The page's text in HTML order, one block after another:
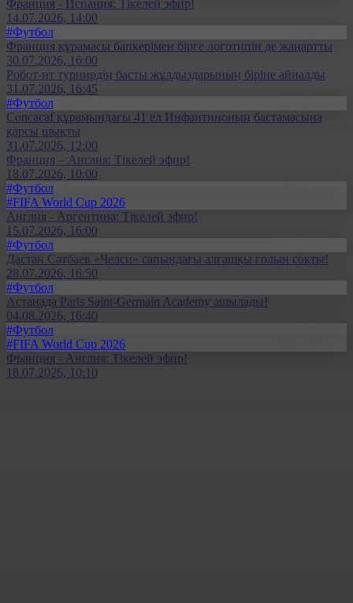
Франция - Испания: Тікелей эфир!
14.07.2026, 14:00
#Футбол
Франция құрамасы бапкерімен бірге логотипін де жаңартты
30.07.2026, 16:00
Робот-ит турнирдің басты жұлдыздарының біріне айналды
31.07.2026, 16:45
#Футбол
Concacaf құрамындағы 41 ел Инфантиноның бастамасына
қарсы шықты
31.07.2026, 12:00
Франция – Англия: Тікелей эфир!
18.07.2026, 10:00
#Футбол
#FIFA World Cup 2026
Англия - Аргентина: Тікелей эфир!
15.07.2026, 16:00
#Футбол
Дастан Сәтбаев «Челси» сапындағы алғашқы голын соқты!
28.07.2026, 16:50
#Футбол
Астанада Paris Saint-Germain Academy ашылады!
04.08.2026, 16:40
#Футбол
#FIFA World Cup 2026
Франция - Англия: Тікелей эфир!
18.07.2026, 10:10